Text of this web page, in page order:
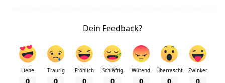
Dein Feedback?
Liebe
0
Traurig
0
Fröhlich
0
Schläfrig
0
Wütend
0
Überrascht
0
Zwinker
0